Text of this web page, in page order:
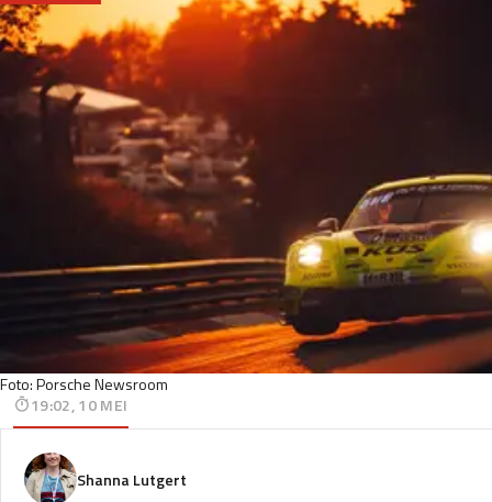
Foto: Porsche Newsroom
19:02, 10 MEI
Shanna Lutgert